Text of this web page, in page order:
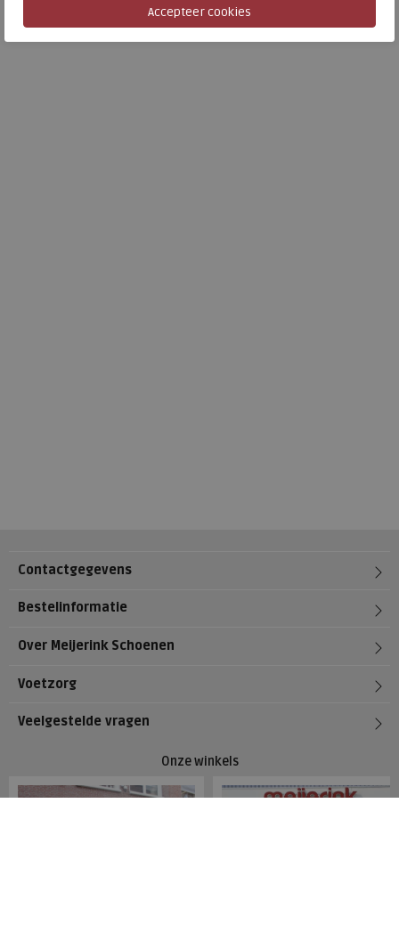
Contactgegevens
Bestelinformatie
Over Meijerink Schoenen
Voetzorg
Veelgestelde vragen
Onze winkels